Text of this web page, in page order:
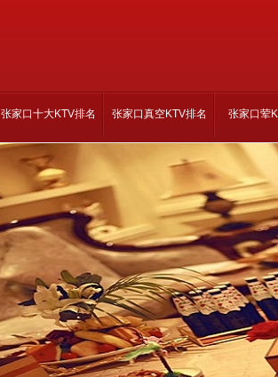
张家口十大KTV排名 张家口真空KTV排名 张家口荤